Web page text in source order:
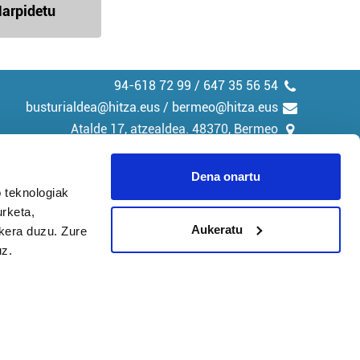
duzu. Zure
Dena onartu
Aukeratu
94-618 72 99 / 647 35 56 54
busturialdea@hitza.eus / bermeo@hitza.eus
Atalde 17, atzealdea. 48370, Bermeo
Cookieak